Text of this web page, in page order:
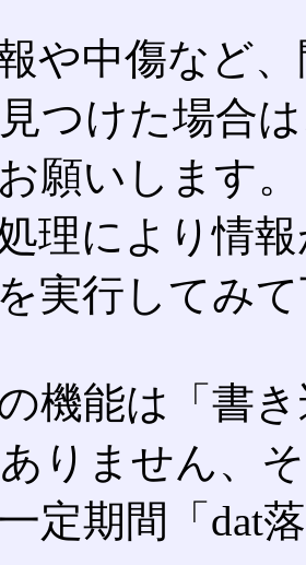
や中傷など
つけた場合
願いします。
処理により情
を実行してみ
機能は「書
りません、
定期間「dat